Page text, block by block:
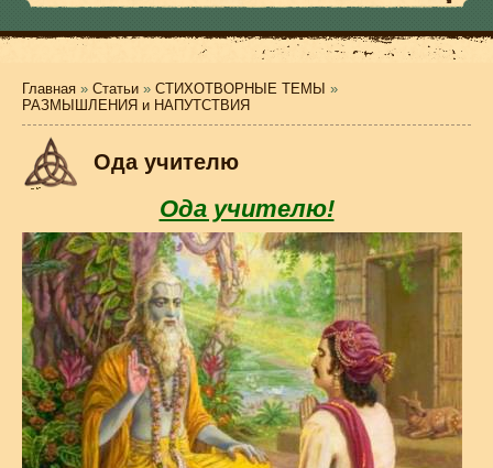
Главная » Статьи » СТИХОТВОРНЫЕ ТЕМЫ »
РАЗМЫШЛЕНИЯ и НАПУТСТВИЯ
Ода учителю
Ода учителю!